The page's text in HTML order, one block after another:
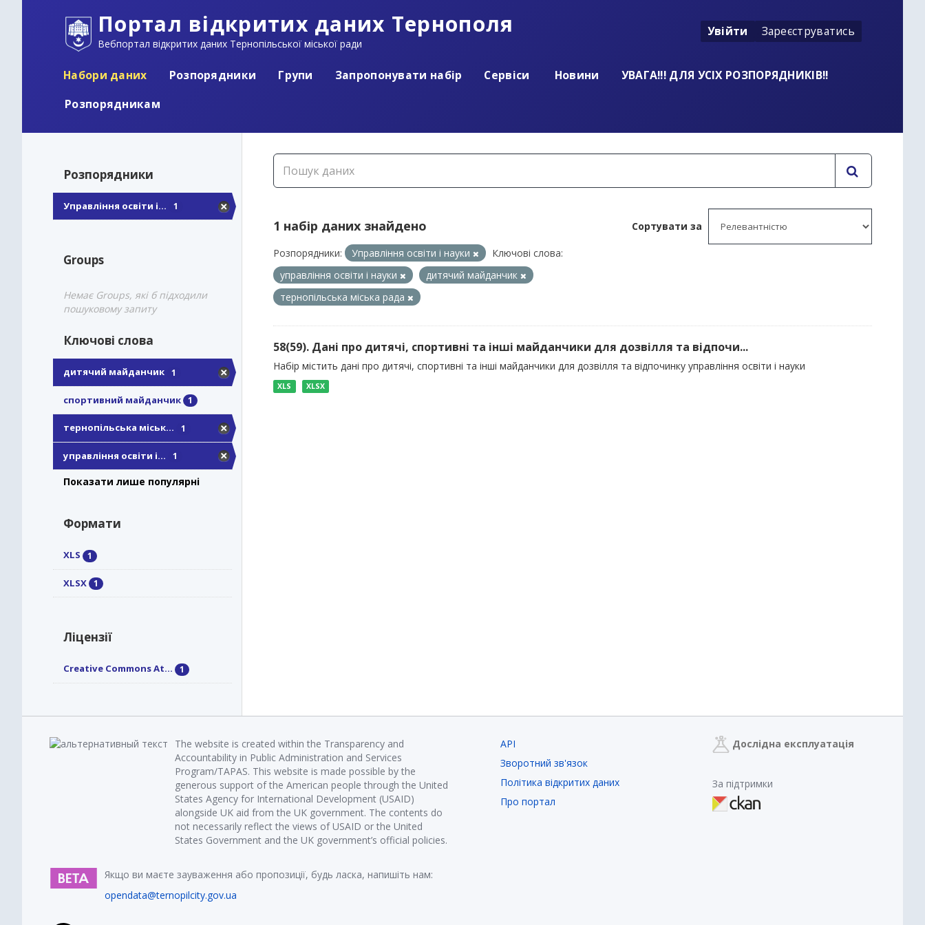
Портал відкритих даних Тернополя
Вебпортал відкритих даних Тернопільської міської ради
Увійти Зареєструватись
Набори даних Розпорядники Групи Запропонувати набір Сервіси Новини
УВАГА!!! ДЛЯ УСІХ РОЗПОРЯДНИКІВ!!
Розпорядникам
Розпорядники
Управління освіти і... 1
Groups
Немає Groups, які б підходили
пошуковому запиту
Ключові слова
дитячий майданчик 1
спортивний майданчик 1
тернопільська міськ... 1
управління освіти і... 1
Показати лише популярні
Формати
XLS 1
XLSX 1
Ліцензії
Creative Commons At... 1
Сортувати за
1 набір даних знайдено
Розпорядники: Управління освіти і науки
Ключові слова:
управління освіти і науки
дитячий майданчик
тернопільська міська рада
58(59). Дані про дитячі, спортивні та інші майданчики для дозвілля та відпочи...
Набір містить дані про дитячі, спортивні та інші майданчики для дозвілля та відпочинку управління освіти і науки
XLS XLSX
The website is created within the Transparency and
Accountability in Public Administration and Services
Program/TAPAS. This website is made possible by the
generous support of the American people through the United
States Agency for International Development (USAID)
alongside UK aid from the UK government. The contents do
not necessarily reflect the views of USAID or the United
States Government and the UK government’s official policies.
Якщо ви маєте зауваження або пропозиції, будь ласка, напишіть нам:
opendata@ternopilcity.gov.ua
API
Зворотний зв'язок
Політика відкритих даних
Про портал
Дослідна експлуатація
За підтримки